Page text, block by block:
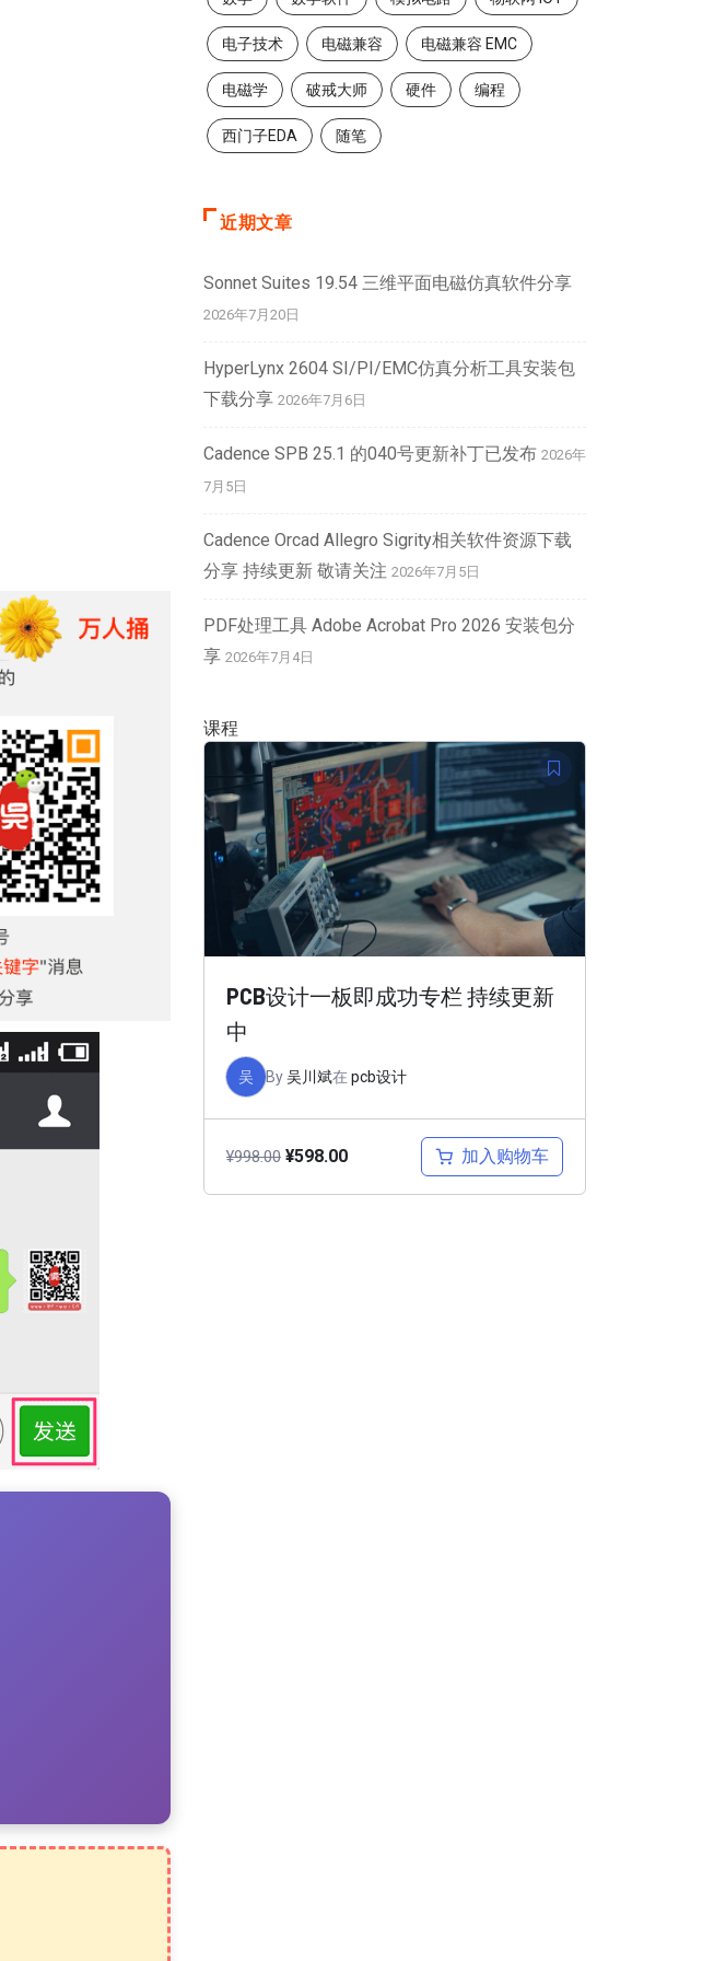
电子技术 电磁兼容 电磁兼容 EMC
电磁学 破戒大师 硬件 编程
西门子EDA 随笔
近期文章
Sonnet Suites 19.54 三维平面电磁仿真软件分享
2026年7月20日
HyperLynx 2604 SI/PI/EMC仿真分析工具安装包
下载分享 2026年7月6日
Cadence SPB 25.1 的040号更新补丁已发布 2026年
7月5日
Cadence Orcad Allegro Sigrity相关软件资源下载
分享 持续更新 敬请关注 2026年7月5日
PDF处理工具 Adobe Acrobat Pro 2026 安装包分
享 2026年7月4日
课程
PCB设计一板即成功专栏 持续更新
中
吴 By吴川斌在 pcb设计
¥998.00 ¥598.00 加入购物车